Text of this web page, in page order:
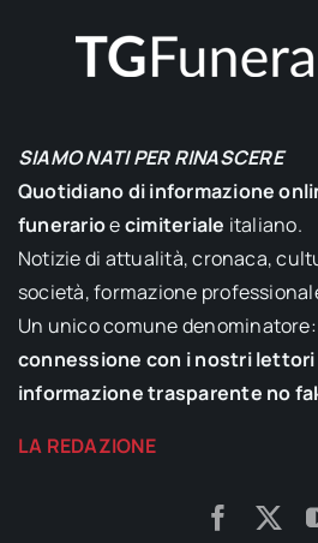
SIAMO NATI PER RINASCERE
Quotidiano di informazione
funerarioecimiteriale italiano.
Notizie di attualità, cronaca,
società, formazione
Un unico comune
connessione con i nostri lettori
informazione trasparente no
LA REDAZIONE